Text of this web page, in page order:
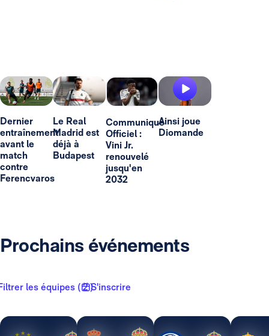
Dernier
entraînement
avant le
match
contre
Ferencvaros
Le Real
Madrid est
déjà à
Budapest
Communiqué
Officiel :
Vini Jr.
renouvelé
jusqu'en
2032
Ainsi joue
Diomande
Prochains événements
les équipes ( 2 )S'inscrire